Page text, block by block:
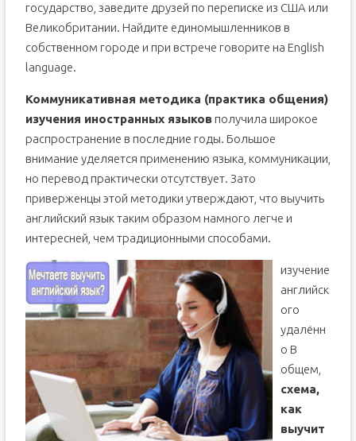
государство, заведите друзей по переписке из США или
Великобритании. Найдите единомышленников в
собственном городе и при встрече говорите на English
language.
Коммуникативная методика (практика общения)
изучения иностранных языковполучила широкое
распространение в последние годы. Большое
внимание уделяется применению языка, коммуникации,
но перевод практически отсутствует. Зато
приверженцы этой методики утверждают, что выучить
английский язык таким образом намного легче и
интересней, чем традиционными способами.
изучение
английск
ого
удалённ
о В
общем,
схема,
как
выучит